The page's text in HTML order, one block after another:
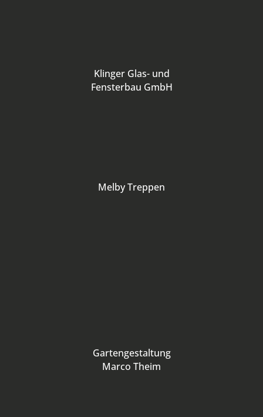
Klinger Glas- und
Fensterbau GmbH
Melby Treppen
Gartengestaltung
Marco Theim